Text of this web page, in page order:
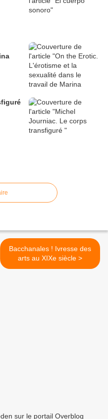
Bacchanales ! Ivresse des
arts au XIXe siècle >
sur le portail Overblog